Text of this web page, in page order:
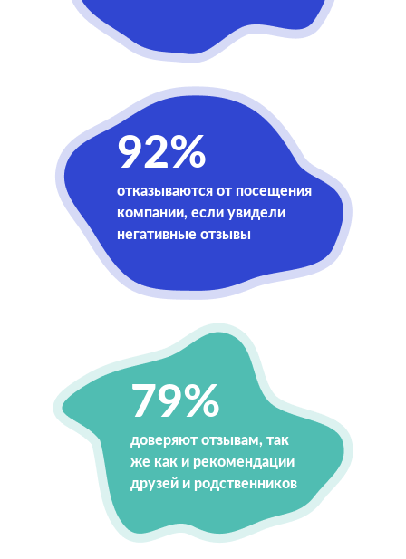
92%
отказываются от посещения
компании, если увидели
негативные отзывы
79%
доверяют отзывам, так
же как и рекомендации
друзей и родственников